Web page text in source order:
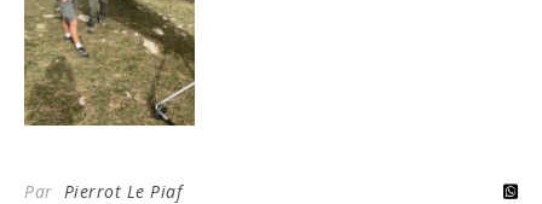
Par Pierrot Le Piaf